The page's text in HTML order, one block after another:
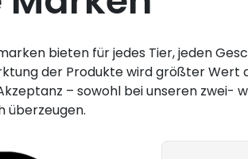
bieten für jedes Tier, jeden
der Produkte wird größter Wert
– sowohl bei unseren zwei-
überzeugen.